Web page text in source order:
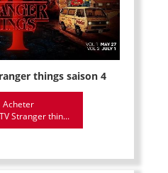
things saison 4
Acheter
Stranger thin...